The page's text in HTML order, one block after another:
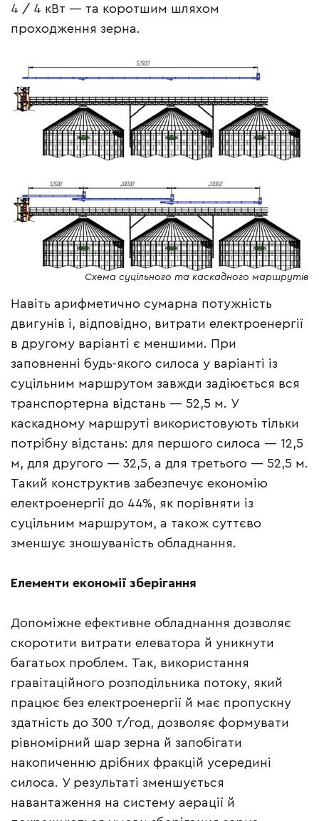
4 / 4 кВт — та коротшим шляхом
проходження зерна.
Cхема суцільного та каскадного маршрутів
Навіть арифметично сумарна потужність
двигунів і, відповідно, витрати електроенергії
в другому варіанті є меншими. При
заповненні будь-якого силоса у варіанті із
суцільним маршрутом завжди задіюється вся
транспортерна відстань — 52,5 м. У
каскадному маршруті використовують тільки
потрібну відстань: для першого силоса — 12,5
м, для другого — 32,5, а для третього — 52,5 м.
Такий конструктив забезпечує економію
електроенергії до 44%, як порівняти із
суцільним маршрутом, а також суттєво
зменшує зношуваність обладнання.
Елементи економії зберігання
Допоміжне ефективне обладнання дозволяє
скоротити витрати елеватора й уникнути
багатьох проблем. Так, використання
гравітаційного розподільника потоку, який
працює без електроенергії й має пропускну
здатність до 300 т/год, дозволяє формувати
рівномірний шар зерна й запобігати
накопиченню дрібних фракцій усередині
силоса. У результаті зменшується
навантаження на систему аерації й